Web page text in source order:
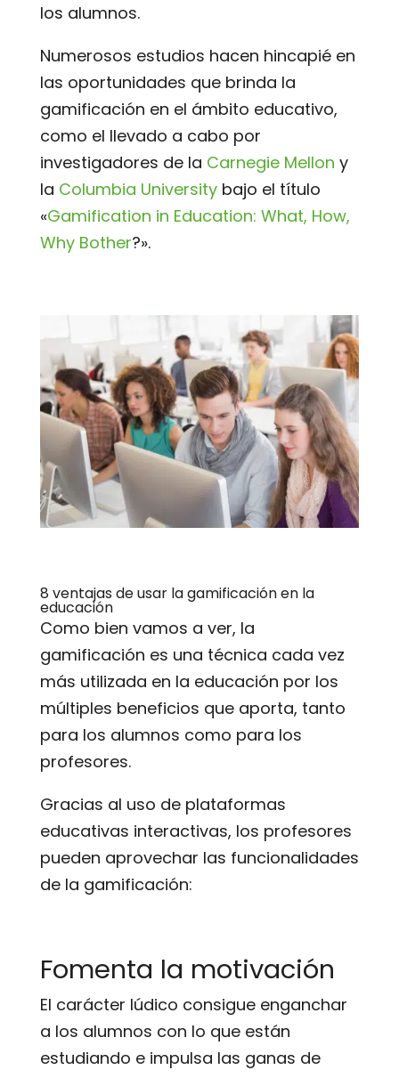
los alumnos.
Numerosos estudios hacen hincapié en
las oportunidades que brinda la
gamificación en el ámbito educativo,
como el llevado a cabo por
investigadores de la Carnegie Mellon y
la Columbia University bajo el título
«Gamification in Education: What, How,
Why Bother?».
8 ventajas de usar la gamificación en la
educación
Como bien vamos a ver, la
gamificación es una técnica cada vez
más utilizada en la educación por los
múltiples beneficios que aporta, tanto
para los alumnos como para los
profesores.
Gracias al uso de plataformas
educativas interactivas, los profesores
pueden aprovechar las funcionalidades
de la gamificación:
Fomenta la motivación
El carácter lúdico consigue enganchar
a los alumnos con lo que están
estudiando e impulsa las ganas de